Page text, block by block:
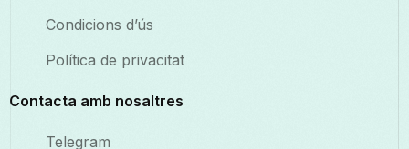
Condicions d’ús
Política de privacitat
Contacta amb nosaltres
Telegram